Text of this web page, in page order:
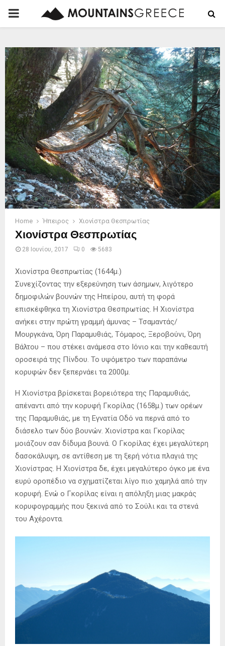
PRIMARY
Home Ήπειρος Χιονίστρα Θεσπρωτίας
Χιονίστρα Θεσπρωτίας
28 Ιουνίου, 2017 0 5683
Χιονίστρα Θεσπρωτίας (1644μ.)
Συνεχίζοντας την εξερεύνηση των άσημων, λιγότερο
δημοφιλών βουνών της Ηπείρου, αυτή τη φορά
επισκέφθηκα τη Χιονίστρα Θεσπρωτίας. Η Χιονίστρα
ανήκει στην πρώτη γραμμή άμυνας – Τσαμαντάς/
Μουργκάνα, Όρη Παραμυθιάς, Τόμαρος, Ξεροβούνι, Όρη
Βάλτου – που στέκει ανάμεσα στο Ιόνιο και την καθεαυτή
οροσειρά της Πίνδου. Το υψόμετρο των παραπάνω
κορυφών δεν ξεπερνάει τα 2000μ.
Η Χιονίστρα βρίσκεται βορειότερα της Παραμυθιάς,
απέναντι από την κορυφή Γκορίλας (1658μ.) των ορέων
της Παραμυθιάς, με τη Εγνατία Οδό να περνά από το
διάσελο των δύο βουνών. Χιονίστρα και Γκορίλας
μοιάζουν σαν δίδυμα βουνά. Ο Γκορίλας έχει μεγαλύτερη
δασοκάλυψη, σε αντίθεση με τη ξερή νότια πλαγιά της
Χιονίστρας. Η Χιονίστρα δε, έχει μεγαλύτερο όγκο με ένα
ευρύ οροπέδιο να σχηματίζεται λίγο πιο χαμηλά από την
κορυφή. Ενώ ο Γκορίλας είναι η απόληξη μιας μακράς
κορυφογραμμής που ξεκινά από το Σούλι και τα στενά
του Αχέροντα.